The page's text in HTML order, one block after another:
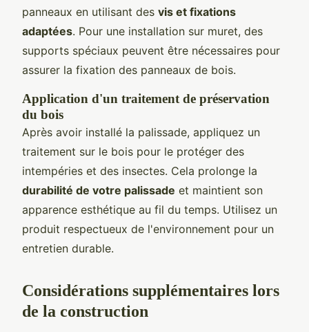
panneaux en utilisant des vis et fixations
adaptées. Pour une installation sur muret, des
supports spéciaux peuvent être nécessaires pour
assurer la fixation des panneaux de bois.
Application d'un traitement de préservation
du bois
Après avoir installé la palissade, appliquez un
traitement sur le bois pour le protéger des
intempéries et des insectes. Cela prolonge la
durabilité de votre palissade et maintient son
apparence esthétique au fil du temps. Utilisez un
produit respectueux de l'environnement pour un
entretien durable.
Considérations supplémentaires lors
de la construction